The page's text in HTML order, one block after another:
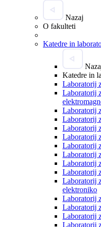
Nazaj
O fakulteti
Katedre in
Katedre in
Laboratorij
Laboratorij
Laboratorij
Laboratorij
Laboratorij
Laboratorij
Laboratorij
Laboratorij
Laboratorij
Laboratorij
Laboratorij
elektroniko
Laboratorij
Laboratorij
Laboratorij
Laboratorij